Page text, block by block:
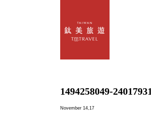
1494258049-
November 14,17